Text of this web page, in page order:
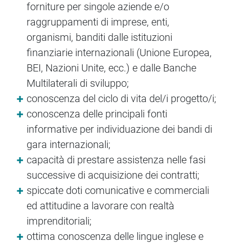
forniture per singole aziende e/o
raggruppamenti di imprese, enti,
organismi, banditi dalle istituzioni
finanziarie internazionali (Unione Europea,
BEI, Nazioni Unite, ecc.) e dalle Banche
Multilaterali di sviluppo;
conoscenza del ciclo di vita del/i progetto/i;
conoscenza delle principali fonti
informative per individuazione dei bandi di
gara internazionali;
capacità di prestare assistenza nelle fasi
successive di acquisizione dei contratti;
spiccate doti comunicative e commerciali
ed attitudine a lavorare con realtà
imprenditoriali;
ottima conoscenza delle lingue inglese e